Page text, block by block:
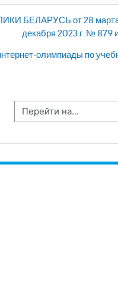
от 28 марта 2025
декабря 2023 г. № 879
олимпиады по
на...